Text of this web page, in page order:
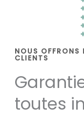
NOUS OFFRONS
CLIENTS
toutes